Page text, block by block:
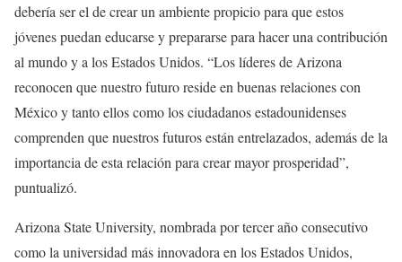
debería ser el de crear un ambiente propicio para que estos
jóvenes puedan educarse y prepararse para hacer una contribución
al mundo y a los Estados Unidos. “Los líderes de Arizona
reconocen que nuestro futuro reside en buenas relaciones con
México y tanto ellos como los ciudadanos estadounidenses
comprenden que nuestros futuros están entrelazados, además de la
importancia de esta relación para crear mayor prosperidad”,
puntualizó.
Arizona State University, nombrada por tercer año consecutivo
como la universidad más innovadora en los Estados Unidos,